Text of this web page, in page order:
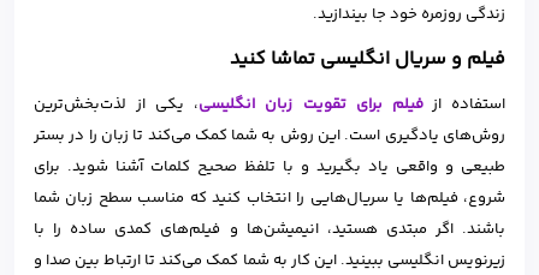
زندگی روزمره خود جا بیندازید.
فیلم و سریال انگلیسی تماشا کنید
استفاده ازفیلم برای تقویت زبان انگلیسی، یکی از لذت‌بخش‌ترین
روش‌های یادگیری است. این روش به شما کمک می‌کند تا زبان را در بستر
طبیعی و واقعی یاد بگیرید و با تلفظ صحیح کلمات آشنا شوید. برای
شروع، فیلم‌ها یا سریال‌هایی را انتخاب کنید که مناسب سطح زبان شما
باشند. اگر مبتدی هستید، انیمیشن‌ها و فیلم‌های کمدی ساده را با
زیرنویس انگلیسی ببینید. این کار به شما کمک می‌کند تا ارتباط بین صدا و